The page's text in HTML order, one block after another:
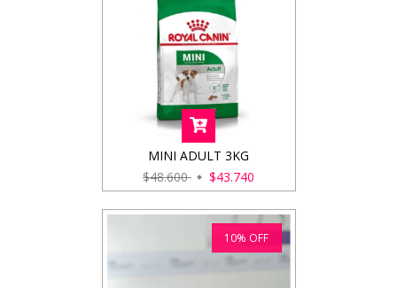
MINI ADULT 3KG
$48.600
$43.740
10% OFF